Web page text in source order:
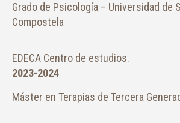
Grado de Psicología – Universidad de
Compostela
EDECA Centro de estudios.
2023-2024
Máster en Terapias de Tercera